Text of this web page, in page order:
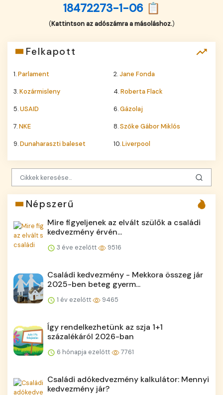
18472273-1-06 📋
(Kattintson az adószámra a másoláshoz.)
Felkapott
1.Parlament 2.Jane Fonda
3.Kozármisleny 4.Roberta Flack
5.USAID 6.Gázolaj
7.NKE 8.Szőke Gábor Miklós
9.Dunaharaszti baleset 10.Liverpool
Népszerű
Mire figyeljenek az elvált szülők a családi
kedvezmény érvén...
3 éve ezelőtt 9516
Családi kedvezmény - Mekkora összeg jár
2025-ben beteg gyerm...
1 év ezelőtt 9465
Így rendelkezhetünk az szja 1+1
százalékáról 2026-ban
6 hónapja ezelőtt 7761
Családi adókedvezmény kalkulátor: Mennyi
kedvezmény jár?